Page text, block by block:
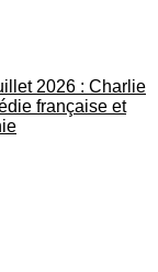
2026 : Charlie
française et